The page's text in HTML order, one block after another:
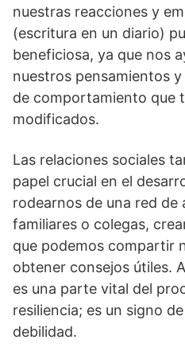
nuestras reacciones y
(escritura en un diario)
beneficiosa, ya que nos
nuestros pensamientos
de comportamiento que
modificados.
Las relaciones sociales
papel crucial en el
rodearnos de una red de
familiares o colegas,
que podemos compartir
obtener consejos útiles.
es una parte vital del
resiliencia; es un signo
debilidad.